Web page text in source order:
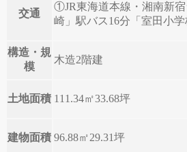
交通
①JR東海道本線・湘南新
崎」駅バス16分「室田小
構造・規
模
木造2階建
土地面積 111.34㎡33.68坪
建物面積 96.88㎡29.31坪